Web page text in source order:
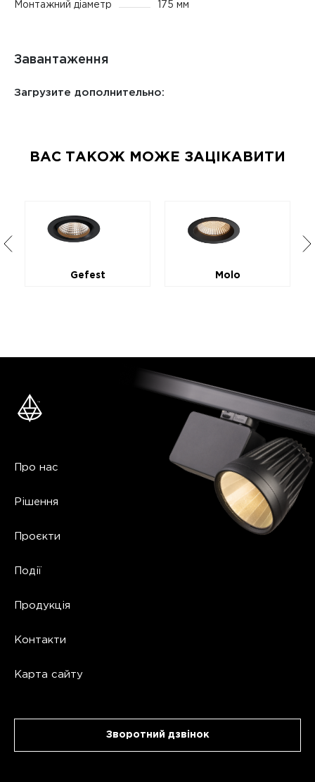
Монтажний діаметр 175 мм
Завантаження
Загрузите дополнительно:
ВАС ТАКОЖ МОЖЕ ЗАЦІКАВИТИ
Gefest Molo
Про нас
Рішення
Проєкти
Події
Продукція
Контакти
Карта сайту
Зворотний дзвінок